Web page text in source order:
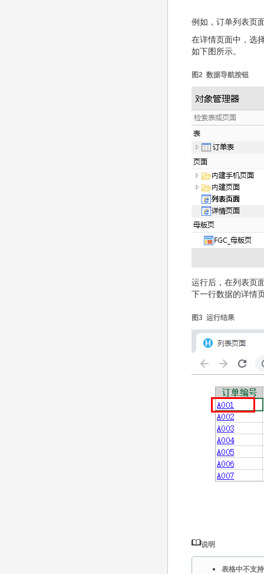
例如，订单列表页
在详情页面中，选
如下图所示。
图2 数据导航按钮
运行后，在列表页
下一行数据的详情
图3 运行结果
说明
表格中不支